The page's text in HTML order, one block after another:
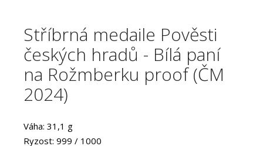
Stříbrná medaile Pověsti
českých hradů - Bílá paní
na Rožmberku proof (ČM
2024)
Váha: 31,1 g
Ryzost: 999 / 1000